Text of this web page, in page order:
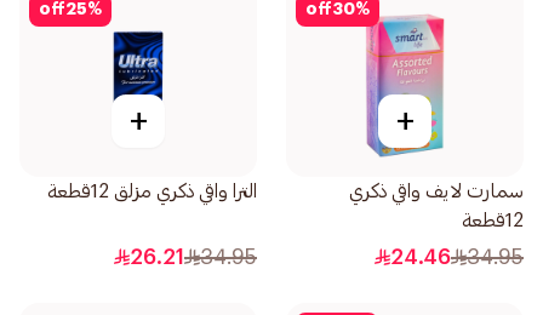
30%
off
+
سمارت لايف واقي ذكري
12قطعة
34.95
24.46
25%
off
+
الترا واقي ذكري مزلق 12قطعة
34.95
26.21